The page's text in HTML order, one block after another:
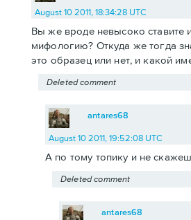
August 10 2011, 18:34:28 UTC
Вы же вроде невысоко ставите
мифологию? Откуда же тогда
это образец или нет, и какой
Deleted comment
antares68
August 10 2011, 19:52:08 UTC
А по тому топику и не
Deleted comment
antares68